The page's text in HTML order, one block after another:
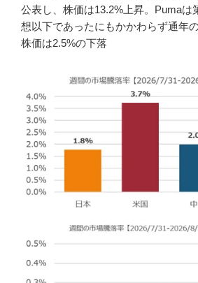
公表し、株価は13.2%上昇。Pumaは
想以下であったにもかかわらず通年
株価は2.5%の下落